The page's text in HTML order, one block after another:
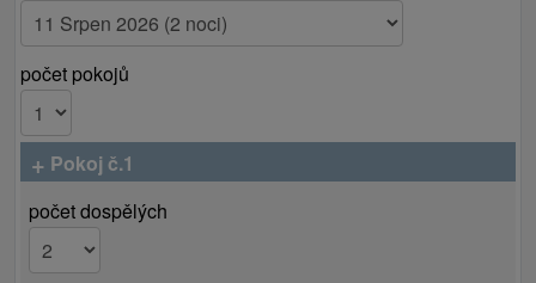
počet pokojů
+ Pokoj č.1
počet dospělých